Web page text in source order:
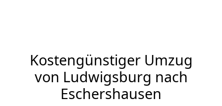
Kostengünstiger Umzug
von Ludwigsburg nach
Eschershausen